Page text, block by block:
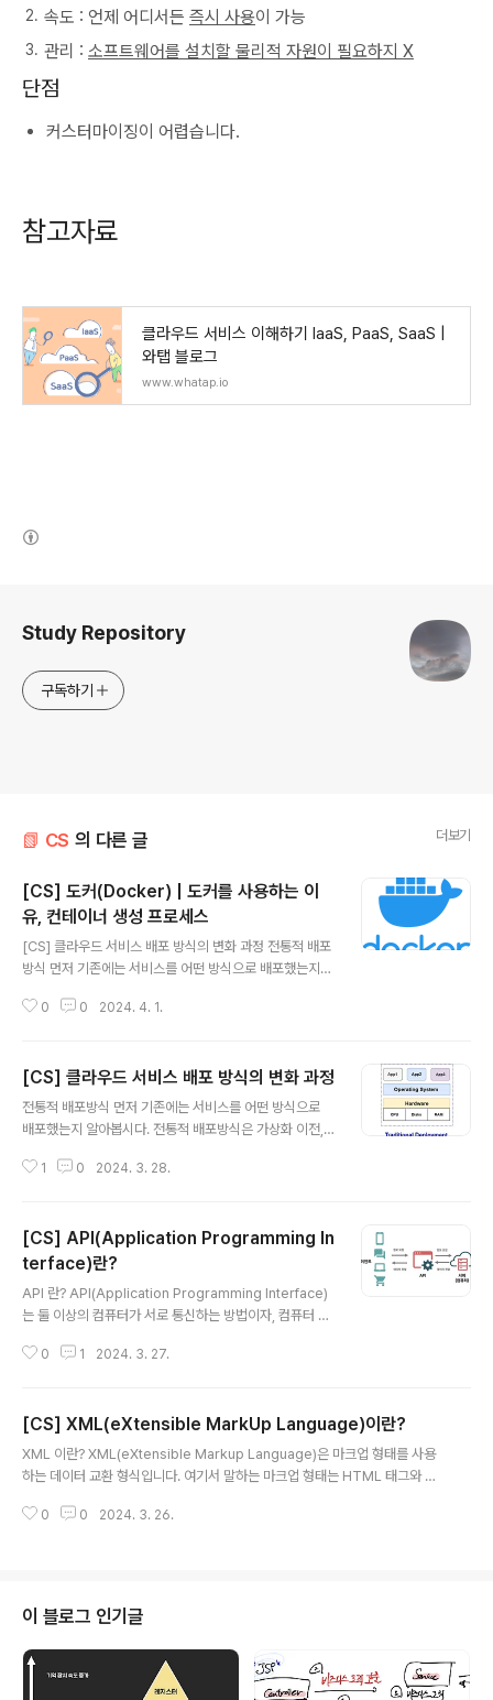
속도 : 언제 어디서든 즉시 사용이 가능
관리 : 소프트웨어를 설치할 물리적 자원이 필요하지 X
단점
커스터마이징이 어렵습니다.
참고자료
클라우드 서비스 이해하기 IaaS, PaaS, SaaS |
와탭 블로그
www.whatap.io
Study Repository
구독하기
📗 CS 의 다른 글 더보기
[CS] 도커(Docker) | 도커를 사용하는 이
유, 컨테이너 생성 프로세스
[CS] 클라우드 서비스 배포 방식의 변화 과정 전통적 배포
방식 먼저 기존에는 서비스를 어떤 방식으로 배포했는지
래전부터 쓰이던 방식입니다. 물리적인 컴퓨터 한 대에 하
니다. 전통적 배포부터 가상머신 기반 배포, 그 이후로 컨테
이너 기반 배포 방식까지 알아보았는데요. 이 컨테이너 기
반 배포 방식을 쉽게 할 수 있도록 도와주고 컨테이너를 관
에서는 도커가 무엇이고 어떤 방식으로 배포하는지 간략하
0 0 2024. 4. 1.
[CS] 클라우드 서비스 배포 방식의 변화 과정
전통적 배포방식 먼저 기존에는 서비스를 어떤 방식으로
배포했는지 알아봅시다. 전통적 배포방식은 가상화 이전,
한 대에 하나의 OS를 깔고 여러가지 프로그램을 설치하는
션의 리소스 할당하고 구동했었습니다. 이 방식의 문제는
어떤 프로그램을 설치했을 때 다른 앱에도 영향을 끼치는
것이 가능했다는 것입니다. A라는 앱이 리소스를 많이 잡
아먹고 있어서 B앱의 성능이 저하된다던지.. 등등 그 해결
책으로 도입된 것이 가상머신(Virtual Machine)입니다.
가상머신(Virtual Machine) 이란? 실행중인 애플리케이
1 0 2024. 3. 28.
[CS] API(Application Programming In
terface)란?
API 란? API(Application Programming Interface)
는 둘 이상의 컴퓨터가 서로 통신하는 방법이자, 컴퓨터 사
행하기 위한 응용 소프트웨어 Programming : 컴퓨터에
만들어진 매개체 종합하면 응용 소프트웨어를 통해 특정
작업을 수행하기 위해 필요한 데이터 전송 통신에서 컴퓨
터(서버)와 사용자(클라이언트) 사이의 데이터 전송 통신을
PI는 프로그램들이 서로 상호작용하는 것을 도와주는 매개
0 1 2024. 3. 27.
[CS] XML(eXtensible MarkUp Language)이란?
XML 이란? XML(eXtensible Markup Language)은 마크업 형태를 사용
하는 데이터 교환 형식입니다. 여기서 말하는 마크업 형태는 HTML 태그와 같
있습니다. 프롤로그 : 버전, 인코딩 정보 이 문서가 xml임을 알리고 버전이 몇
Jani Reminder Don't forget me this weekend! HTML과 비슷하게 생
긴 것 같은데 뭐가 다..
0 0 2024. 3. 26.
이 블로그 인기글